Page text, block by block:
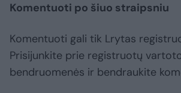
Komentuoti po šiuo straipsniu
Komentuoti gali tik Lrytas
Prisijunkite prie registruotų
bendruomenės ir bendraukite